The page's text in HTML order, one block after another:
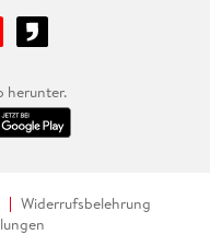
herunter.
Widerrufsbelehrung